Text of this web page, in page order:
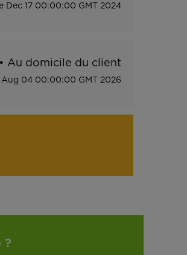
Dec 17 00:00:00 GMT 2024
• Au domicile du client
Aug 04 00:00:00 GMT 2026
?